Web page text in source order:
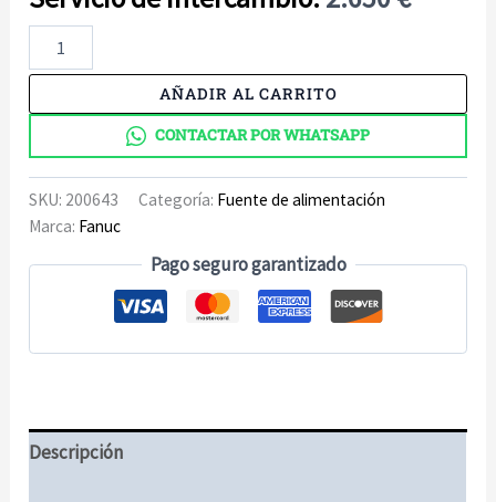
6150-
H045
AÑADIR AL CARRITO
CONTACTAR POR WHATSAPP
SKU: 200643 Categoría: Fuente de alimentación
Marca: Fanuc
Pago seguro garantizado
Descripción